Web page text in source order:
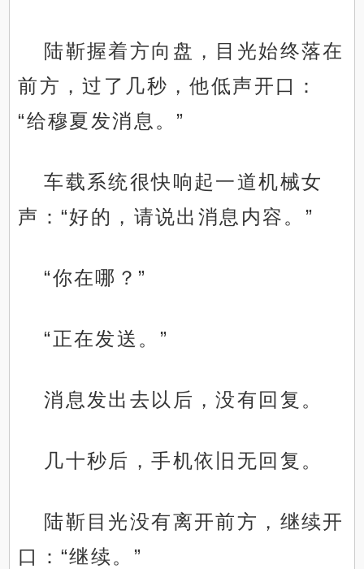
陆靳握着方向盘，目光始终落在
前方，过了几秒，他低声开口：
“给穆夏发消息。”
车载系统很快响起一道机械女
声：“好的，请说出消息内容。”
“你在哪？”
“正在发送。”
消息发出去以后，没有回复。
几十秒后，手机依旧无回复。
陆靳目光没有离开前方，继续开
口：“继续。”